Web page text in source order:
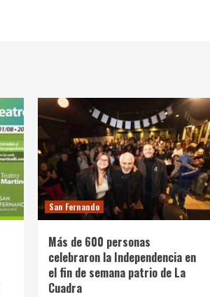
San Fernando
Más de 600 personas
celebraron la Independencia en
el fin de semana patrio de La
Cuadra